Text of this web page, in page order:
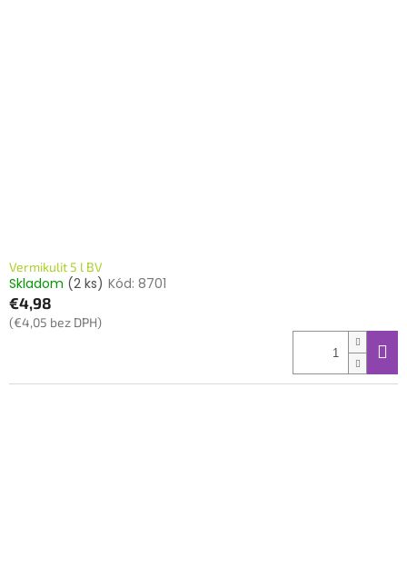
Vermikulit 5 l BV
Skladom (2 ks) Kód: 8701
€4,98
(€4,05 bez DPH)